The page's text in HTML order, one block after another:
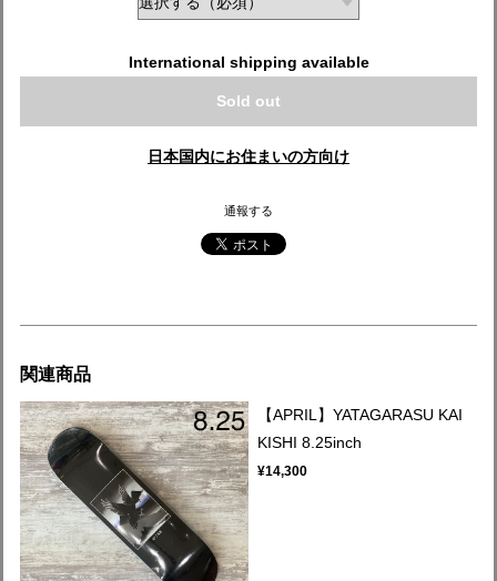
International shipping available
Sold out
日本国内にお住まいの方向け
通報する
関連商品
【APRIL】YATAGARASU KAI
KISHI 8.25inch
¥14,300